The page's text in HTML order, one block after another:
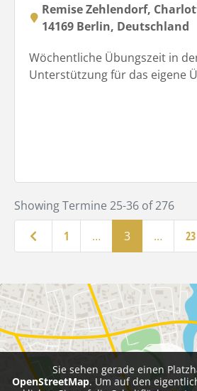
Remise Zehlendorf,
14169 Berlin, Deutschland
Wöchentliche Übungszeit in
Unterstützung für das eigene
Showing Termine 25-36 of 276
Neuere Beiträge
1 … 3 … 23
Sie sehen gerade einen
OpenStreetMap. Um auf den